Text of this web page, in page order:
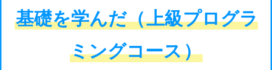
基礎を学んだ（上級プログラ
ミングコース）